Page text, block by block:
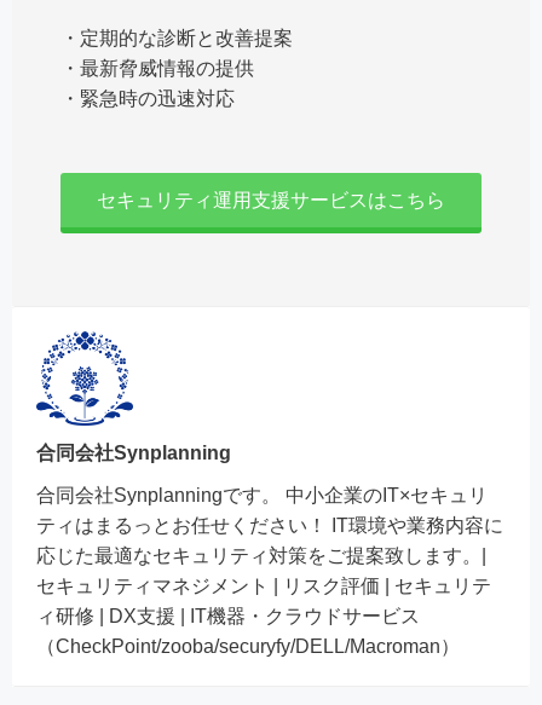
・定期的な診断と改善提案
・最新脅威情報の提供
・緊急時の迅速対応
セキュリティ運用支援サービスはこちら
合同会社Synplanning
合同会社Synplanningです。 中小企業のIT×セキュリ
ティはまるっとお任せください！ IT環境や業務内容に
応じた最適なセキュリティ対策をご提案致します。|
セキュリティマネジメント | リスク評価 | セキュリテ
ィ研修 | DX支援 | IT機器・クラウドサービス
（CheckPoint/zooba/securyfy/DELL/Macroman）